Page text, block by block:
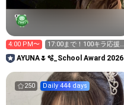
4:00 PM〜
17:00まで！100キラ応援
お願いします♡
AYUNA🌷🫧_School Award 2026
250 Daily 444 days